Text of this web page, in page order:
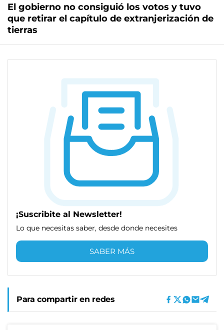
El gobierno no consiguió los votos y tuvo
que retirar el capítulo de extranjerización de
tierras
¡Suscribite al Newsletter!
Lo que necesitas saber, desde donde necesites
SABER MÁS
Para compartir en redes